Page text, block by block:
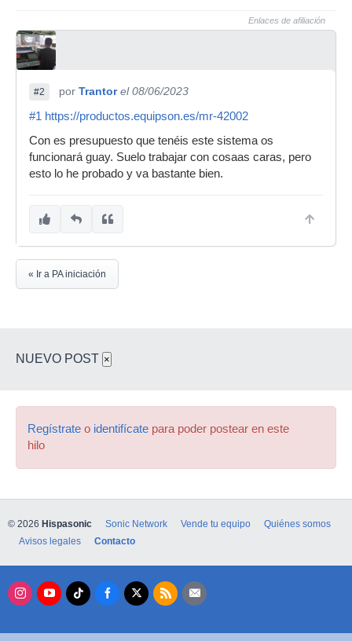
Enlaces de afiliación
#2 por Trantor el 08/06/2023
#1 https://productos.equipson.es/mr-42002
Con es presupuesto que tenéis este sistema os
funcionará guay. Suelo trabajar con cosaas caras, pero
esto lo he probado y va bastante bien.
« Ir a PA iniciación
NUEVO POST ×
Regístrate o identifícate para poder postear en este
hilo
© 2026 Hispasonic Sonic Network Vende tu equipo
Quiénes somos
Avisos legales
Contacto